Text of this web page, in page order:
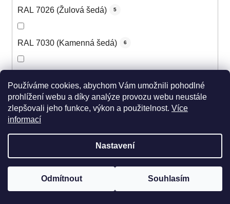
Používáme cookies, abychom Vám umožnili pohodlné
prohlížení webu a díky analýze provozu webu neustále
zlepšovali jeho funkce, výkon a použitelnost. Více
informací
Nastavení
Odmítnout Souhlasím
RAL 7026 (Žulová šedá) 5
RAL 7030 (Kamenná šedá) 6
RAL 7032 (Štěrková šedá) 6
RAL 7033 (Cementová šedá) 5
RAL 7034 (Šedožlutá)